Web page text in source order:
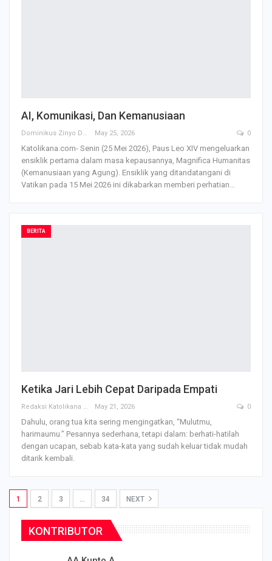
AI, Komunikasi, Dan Kemanusiaan
Dominikus Zinyo Darling May 25, 2026 0
Katolikana.com- Senin (25 Mei 2026), Paus Leo XIV mengeluarkan
ensiklik pertama dalam masa kepausannya, Magnifica Humanitas
(Kemanusiaan yang Agung). Ensiklik yang ditandatangani di
Vatikan pada 15 Mei 2026 ini dikabarkan memberi perhatian…
BERITA
Ketika Jari Lebih Cepat Daripada Empati
Redaksi Katolikana May 21, 2026 0
Dahulu, orang tua kita sering mengingatkan, “Mulutmu,
harimaumu.” Pesannya sederhana, tetapi dalam: berhati-hatilah
dengan ucapan, sebab kata-kata yang sudah keluar tidak mudah
ditarik kembali.
1 2 3 … 34 NEXT
KONTRIBUTOR